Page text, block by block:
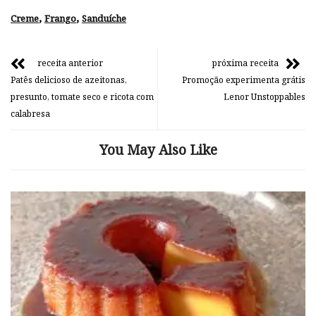
Creme, Frango, Sanduíche
receita anterior
Patês delicioso de azeitonas,
presunto, tomate seco e ricota com
calabresa
próxima receita
Promoção experimenta grátis
Lenor Unstoppables
You May Also Like